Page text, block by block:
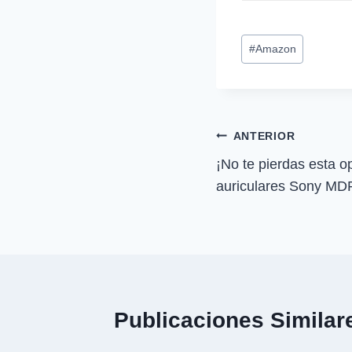
a
r
t
Etiquetas
de
#Amazon
Navegación
de
ANTERIOR
¡No te pierdas esta
auriculares Sony
Publicaciones